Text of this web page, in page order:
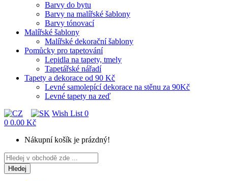
Barvy do bytu
Barvy na malířské šablony
Barvy tónovací
Malířské šablony
Malířské dekorační šablony
Pomůcky pro tapetování
Lepidla na tapety, tmely
Tapetářské nářadí
Tapety a dekorace od 90 Kč
Levné samolepící dekorace na stěnu za 90Kč
Levné tapety na zeď
Wish List 0
0 0.00 Kč
Nákupní košík je prázdný!
Hledej